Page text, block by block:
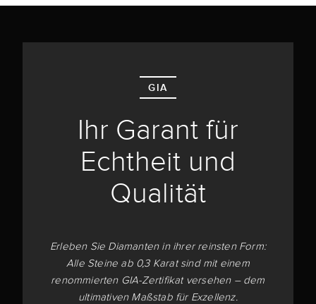
GIA
Ihr Garant für
Echtheit und
Qualität
Erleben Sie Diamanten in ihrer reinsten Form:
Alle Steine ab 0,3 Karat sind mit einem
renommierten GIA-Zertifikat versehen – dem
ultimativen Maßstab für Exzellenz.